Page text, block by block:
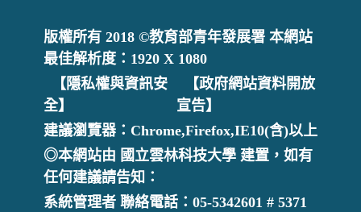
版權所有 2018 ©教育部青年發展署 本網站
最佳解析度：1920 X 1080
【隱私權與資訊安
全】
【政府網站資料開放
宣告】
建議瀏覽器：Chrome,Firefox,IE10(含)以上
◎本網站由 國立雲林科技大學 建置，如有
任何建議請告知：
系統管理者 聯絡電話：05-5342601 # 5371